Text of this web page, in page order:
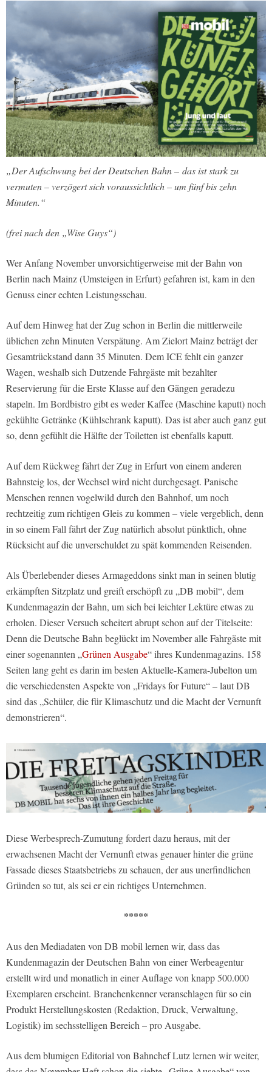
„Der Aufschwung bei der Deutschen Bahn – das ist stark zu
vermuten –verzögert sich voraussichtlich – um fünf bis zehn
Minuten.“
(frei nach den „Wise Guys“)
Wer Anfang November unvorsichtigerweise mit der Bahn von
Berlin nach Mainz (Umsteigen in Erfurt) gefahren ist, kam in den
Genuss einer echten Leistungsschau.
Auf dem Hinweg hat der Zug schon in Berlin die mittlerweile
üblichen zehn Minuten Verspätung. Am Zielort Mainz beträgt der
Gesamtrückstand dann 35 Minuten. Dem ICE fehlt ein ganzer
Wagen, weshalb sich Dutzende Fahrgäste mit bezahlter
Reservierung für die Erste Klasse auf den Gängen geradezu
stapeln. Im Bordbistro gibt es weder Kaffee (Maschine kaputt) noch
gekühlte Getränke (Kühlschrank kaputt). Das ist aber auch ganz gut
so, denn gefühlt die Hälfte der Toiletten ist ebenfalls kaputt.
Auf dem Rückweg fährt der Zug in Erfurt von einem anderen
Bahnsteig los, der Wechsel wird nicht durchgesagt. Panische
Menschen rennen vogelwild durch den Bahnhof, um noch
rechtzeitig zum richtigen Gleis zu kommen – viele vergeblich, denn
in so einem Fall fährt der Zug natürlich absolut pünktlich, ohne
Rücksicht auf die unverschuldet zu spät kommenden Reisenden.
Als Überlebender dieses Armageddons sinkt man in seinen blutig
erkämpften Sitzplatz und greift erschöpft zu „DB mobil“, dem
Kundenmagazin der Bahn, um sich bei leichter Lektüre etwas zu
erholen. Dieser Versuch scheitert abrupt schon auf der Titelseite:
Denn die Deutsche Bahn beglückt im November alle Fahrgäste mit
einer sogenannten „Grünen Ausgabe“ ihres Kundenmagazins. 158
Seiten lang geht es darin im besten Aktuelle-Kamera-Jubelton um
die verschiedensten Aspekte von „Fridays for Future“ – laut DB
sind das „Schüler, die für Klimaschutz und die Macht der Vernunft
demonstrieren“.
Diese Werbesprech-Zumutung fordert dazu heraus, mit der
erwachsenen Macht der Vernunft etwas genauer hinter die grüne
Fassade dieses Staatsbetriebs zu schauen, der aus unerfindlichen
Gründen so tut, als sei er ein richtiges Unternehmen.
*****
Aus den Mediadaten von DB mobil lernen wir, dass das
Kundenmagazin der Deutschen Bahn von einer Werbeagentur
erstellt wird und monatlich in einer Auflage von knapp 500.000
Exemplaren erscheint. Branchenkenner veranschlagen für so ein
Produkt Herstellungskosten (Redaktion, Druck, Verwaltung,
Logistik) im sechsstelligen Bereich – pro Ausgabe.
Aus dem blumigen Editorial von Bahnchef Lutz lernen wir weiter,